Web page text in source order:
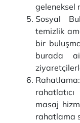
geleneksel
Sosyal
temizlik
bir
burada
masaj
rahatlama